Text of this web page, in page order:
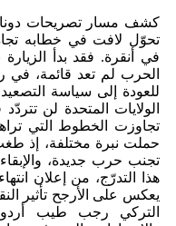
كشف مسار تصريحات
تحوّل لافت في خطابه
في أنقرة. فقد بدأ
الحرب لم تعد قائمة، في
للعودة إلى سياسة
الولايات المتحدة لن
تجاوزت الخطوط التي
حملت نبرة مختلفة، إذ
تجنب حرب جديدة،
هذا التدرّج، من إعلان
يعكس على الأرجح تأثير
التركي رجب طيب